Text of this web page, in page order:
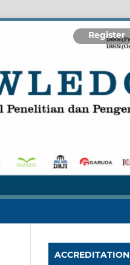
Register
ACCREDITATION